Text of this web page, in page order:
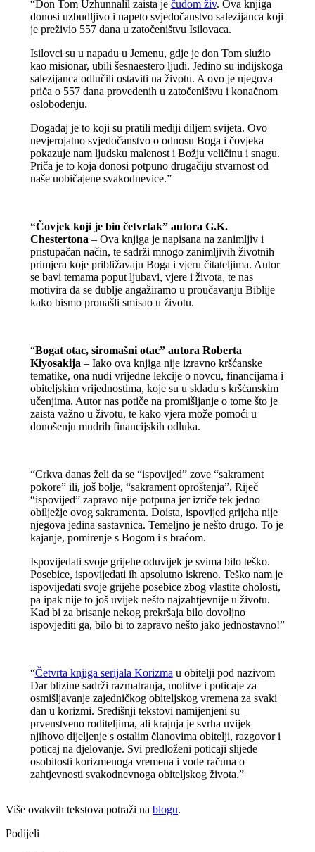
“Don Tom Uzhunnalil zaista je čudom živ. Ova knjiga
donosi uzbudljivo i napeto svjedočanstvo salezijanca koji
je preživio 557 dana u zatočeništvu Isilovaca.
Isilovci su u napadu u Jemenu, gdje je don Tom služio
kao misionar, ubili šesnaestero ljudi. Jedino su indijskoga
salezijanca odlučili ostaviti na životu. A ovo je njegova
priča o 557 dana provedenih u zatočeništvu i konačnom
oslobođenju.
Događaj je to koji su pratili mediji diljem svijeta. Ovo
nevjerojatno svjedočanstvo o odnosu Boga i čovjeka
pokazuje nam ljudsku malenost i Božju veličinu i snagu.
Priča je to koja donosi potpuno drugačiju stvarnost od
naše uobičajene svakodnevice.”
“Čovjek koji je bio četvrtak” autora G.K.
Chestertona – Ova knjiga je napisana na zanimljiv i
pristupačan način, te sadrži mnogo zanimljivih životnih
primjera koje približavaju Boga i vjeru čitateljima. Autor
se bavi temama poput ljubavi, vjere i života, te nas
motivira da se dublje angažiramo u proučavanju Biblije
kako bismo pronašli smisao u životu.
“Bogat otac, siromašni otac” autora Roberta
Kiyosakija – Iako ova knjiga nije izravno kršćanske
tematike, ona nudi vrijedne lekcije o novcu, financijama i
obiteljskim vrijednostima, koje su u skladu s kršćanskim
učenjima. Autor nas potiče na promišljanje o tome što je
zaista važno u životu, te kako vjera može pomoći u
donošenju mudrih financijskih odluka.
“Crkva danas želi da se “ispovijed” zove “sakrament
pokore” ili, još bolje, “sakrament oproštenja”. Riječ
“ispovijed” zapravo nije potpuna jer izriče tek jedno
obilježje ovog sakramenta. Doista, ispovijed grijeha nije
njegova jedina sastavnica. Temeljno je nešto drugo. To je
kajanje, pomirenje s Bogom i s braćom.
Ispovijedati svoje grijehe oduvijek je svima bilo teško.
Posebice, ispovijedati ih apsolutno iskreno. Teško nam je
ispovijedati svoje grijehe posebice zbog vlastite oholosti,
pa ipak nije to još uvijek nešto najzahtjevnije u životu.
Kad bi za brisanje nekog prekršaja bilo dovoljno
ispovjediti ga, bilo bi to zapravo nešto jako jednostavno!”
“Četvrta knjiga serijala Korizma u obitelji pod nazivom
Dar blizine sadrži razmatranja, molitve i poticaje za
osmišljavanje zajedničkog obiteljskog vremena za svaki
dan u korizmi. Središnji tekstovi namijenjeni su
prvenstveno roditeljima, ali krajnja je svrha uvijek
njihovo dijeljenje s ostalim članovima obitelji, razgovor i
poticaj na djelovanje. Svi predloženi poticaji slijede
osobitosti korizmenoga vremena i vode računa o
zahtjevnosti svakodnevnoga obiteljskog života.”
Više ovakvih tekstova potraži na blogu.
Podijeli